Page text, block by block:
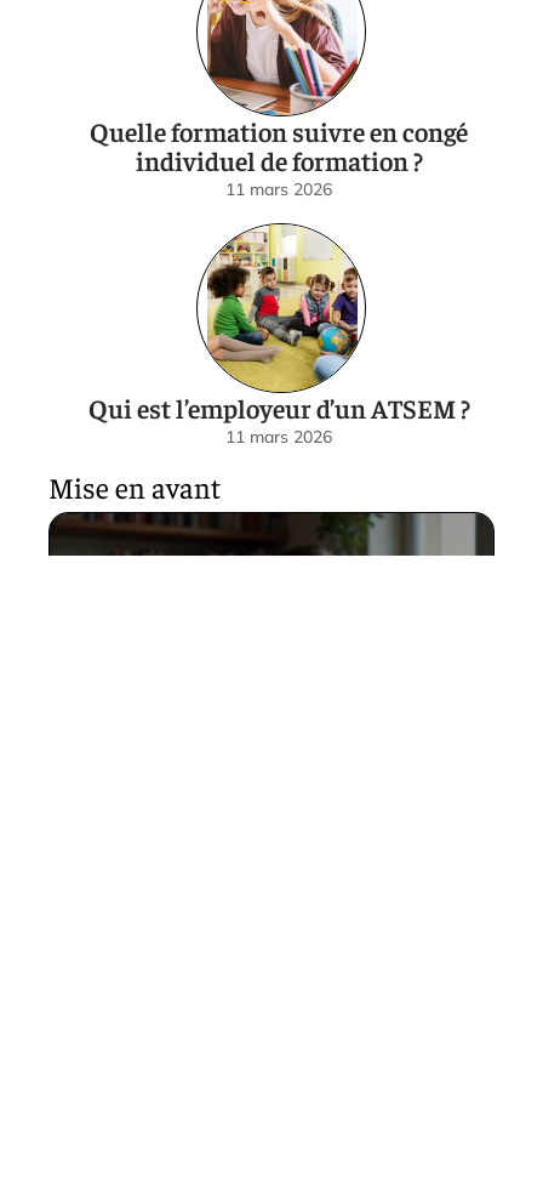
Quelle formation suivre en congé
individuel de formation ?
11 mars 2026
Qui est l’employeur d’un ATSEM ?
11 mars 2026
Mise en avant